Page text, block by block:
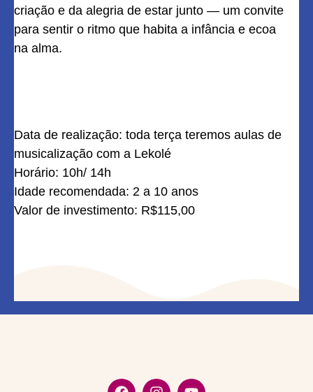
criação e da alegria de estar junto — um convite
para sentir o ritmo que habita a infância e ecoa
na alma.
Data de realização: toda terça teremos aulas de
musicalização com a Lekolé
Horário: 10h/ 14h
Idade recomendada: 2 a 10 anos
Valor de investimento: R$115,00